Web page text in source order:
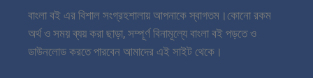
বাংলা বই এর বিশাল সংগ্রহশালায় আপনাকে স্বাগতম।কোনো রকম
অর্থ ও সময় ব্যয় করা ছাড়া, সম্পূর্ণ বিনামূল্যে বাংলা বই পড়তে ও
ডাউনলোড করতে পারবেন আমাদের এই সাইট থেকে।